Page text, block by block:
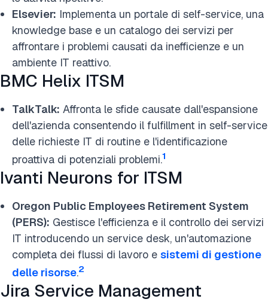
Elsevier: Implementa un portale di self-service, una
knowledge base e un catalogo dei servizi per
affrontare i problemi causati da inefficienze e un
ambiente IT reattivo.
BMC Helix ITSM
TalkTalk: Affronta le sfide causate dall'espansione
dell'azienda consentendo il fulfillment in self-service
delle richieste IT di routine e l'identificazione
proattiva di potenziali problemi.1
Ivanti Neurons for ITSM
Oregon Public Employees Retirement System
(PERS): Gestisce l'efficienza e il controllo dei servizi
IT introducendo un service desk, un'automazione
completa dei flussi di lavoro e sistemi di gestione
delle risorse.2
Jira Service Management